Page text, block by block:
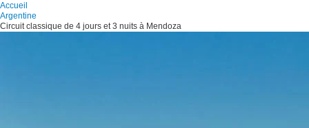
Accueil
Argentine
Circuit classique de 4 jours et 3 nuits à Mendoza